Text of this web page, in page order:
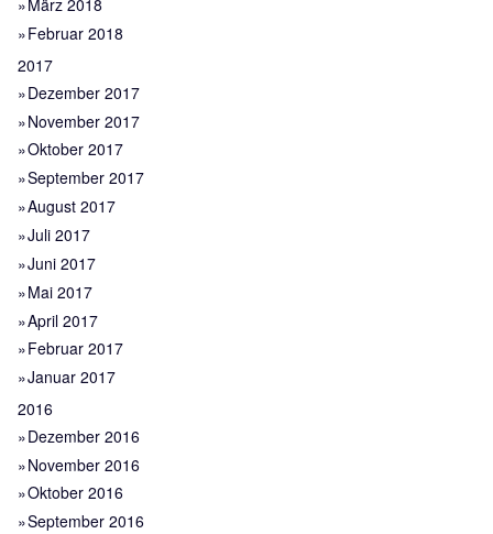
März 2018
Februar 2018
2017
Dezember 2017
November 2017
Oktober 2017
September 2017
August 2017
Juli 2017
Juni 2017
Mai 2017
April 2017
Februar 2017
Januar 2017
2016
Dezember 2016
November 2016
Oktober 2016
September 2016